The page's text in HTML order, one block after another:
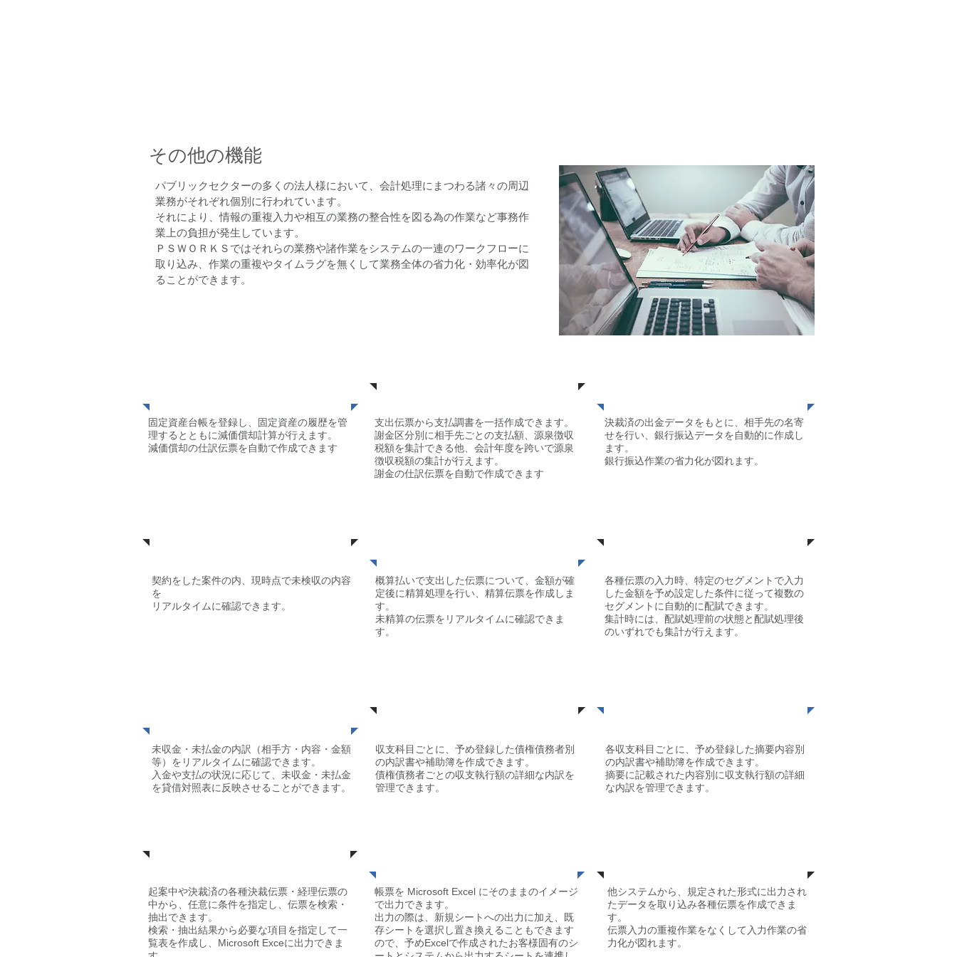
​その他の機能
パブリックセクターの多くの法人様において、会計処理にまつわる諸々の周辺
業務がそれぞれ個別に行われています。
それにより、情報の重複入力や相互の業務の整合性を図る為の作業など事務作
業上の負担が発生しています。
ＰＳＷＯＲＫＳではそれらの業務や諸作業をシステムの一連のワークフローに
取り込み、作業の重複やタイムラグを無くして業務全体の省力化・効率化が図
ることができます。
固定資産台帳を登録し、固定資産の履歴を管
理するとともに減価償却計算が行えます。
減価償却の仕訳伝票を自動で作成できます
支出伝票から支払調書を一括作成できます。
謝金区分別に相手先ごとの支払額、源泉徴収
税額を集計できる他、会計年度を跨いで源泉
徴収税額の集計が行えます。
謝金の仕訳伝票を自動で作成できます
決裁済の出金データをもとに、相手先の名寄
せを行い、銀行振込データを自動的に作成し
ます。
銀行振込作業の省力化が図れます。
契約をした案件の内、現時点で未検収の内容
を
リアルタイムに確認できます。
概算払いで支出した伝票について、金額が確
定後に精算処理を行い、精算伝票を作成しま
す。
未精算の伝票をリアルタイムに確認できま
す。
各種伝票の入力時、特定のセグメントで入力
した金額を予め設定した条件に従って複数の
セグメントに自動的に配賦できます。
集計時には、配賦処理前の状態と配賦処理後
のいずれでも集計が行えます。
未収金・未払金の内訳（相手方・内容・金額
等）をリアルタイムに確認できます。
入金や支払の状況に応じて、未収金・未払金
を貸借対照表に反映させることができます。
収支科目ごとに、予め登録した債権債務者別
の内訳書や補助簿を作成できます。
債権債務者ごとの収支執行額の詳細な内訳を
管理できます。
各収支科目ごとに、予め登録した摘要内容別
の内訳書や補助簿を作成できます。
摘要に記載された内容別に収支執行額の詳細
な内訳を管理できます。
起案中や決裁済の各種決裁伝票・経理伝票の
中から、任意に条件を指定し、伝票を検索・
抽出できます。
検索・抽出結果から必要な項目を指定して一
覧表を作成し、Microsoft Exceに出力できま
帳票を Microsoft Excel にそのままのイメージ
で出力できます。
出力の際は、新規シートへの出力に加え、既
存シートを選択し置き換えることもできます
ので、予めExcelで作成されたお客様固有のシ
他システムから、規定された形式に出力され
たデータを取り込み各種伝票を作成できま
す。
伝票入力の重複作業をなくして入力作業の省
力化が図れます。